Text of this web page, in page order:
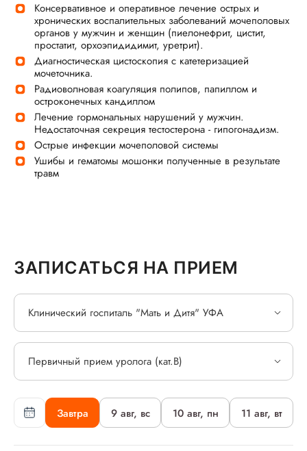
Консервативное и оперативное лечение острых и
хронических воспалительных заболеваний мочеполовых
органов у мужчин и женщин (пиелонефрит, цистит,
простатит, орхоэпидидимит, уретрит).
Диагностическая цистоскопия с​ катетеризацией
мочеточника.
Радиоволновая коагуляция полипов, папиллом и​
остроконечных кандиллом
Лечение гормональных нарушений у мужчин.
Недостаточная секреция тестостерона - гипогонадизм.
Острые инфекции мочеполовой системы
Ушибы и гематомы мошонки​ полученные в результате
травм
ЗАПИСАТЬСЯ НА ПРИЕМ
Завтра 9 авг, вс 10 авг, пн 11 авг, вт
Клинический госпиталь "Мать и Дитя" УФА
Первичный прием уролога (кат.В)